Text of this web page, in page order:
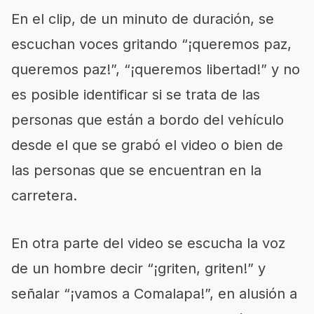
En el clip, de un minuto de duración, se
escuchan voces gritando “¡queremos paz,
queremos paz!”, “¡queremos libertad!” y no
es posible identificar si se trata de las
personas que están a bordo del vehículo
desde el que se grabó el video o bien de
las personas que se encuentran en la
carretera.
En otra parte del video se escucha la voz
de un hombre decir “¡griten, griten!” y
señalar “¡vamos a Comalapa!”, en alusión a